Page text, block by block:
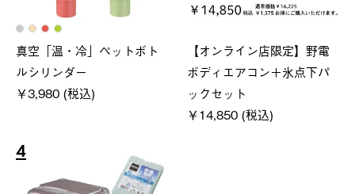
真空「温・冷」ペットボト
ルシリンダー
￥3,980 (税込)
【オンライン店限定】野電
ボディエアコン＋氷点下パ
ックセット
￥14,850 (税込)
4